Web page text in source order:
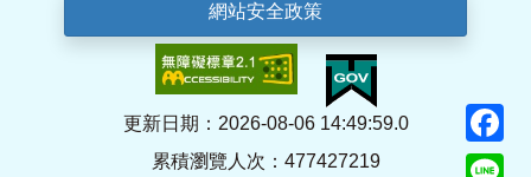
網站安全政策
更新日期：2026-08-06 14:49:59.0
累積瀏覽人次：477427219